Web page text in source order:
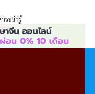
าระน่ารู้